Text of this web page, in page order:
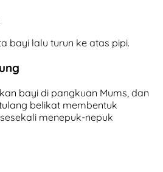
bayi lalu turun ke atas pipi.
bayi di pangkuan Mums, dan
belikat membentuk
menepuk-nepuk